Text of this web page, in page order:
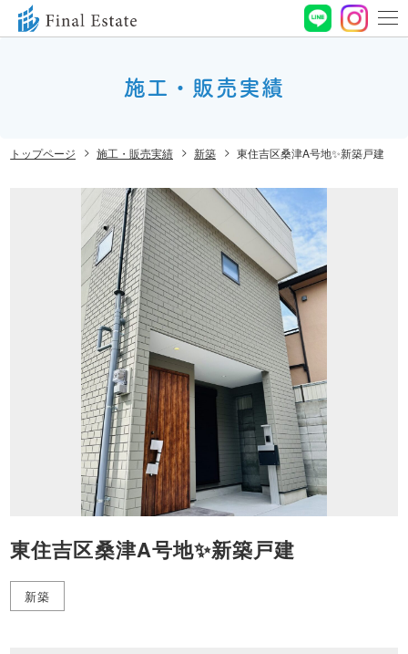
664-
19:00 定休⽇ ⽔曜⽇
お問い合わせ
施工・販売実績
トップページ 施工・販売実績 新築 東住吉区桑津A号地✨新築戸建
東住吉区桑津A号地✨新築戸建
新築